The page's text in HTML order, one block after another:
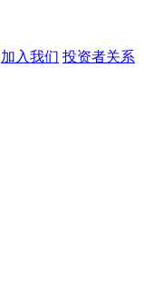
加入我们 投资者关系